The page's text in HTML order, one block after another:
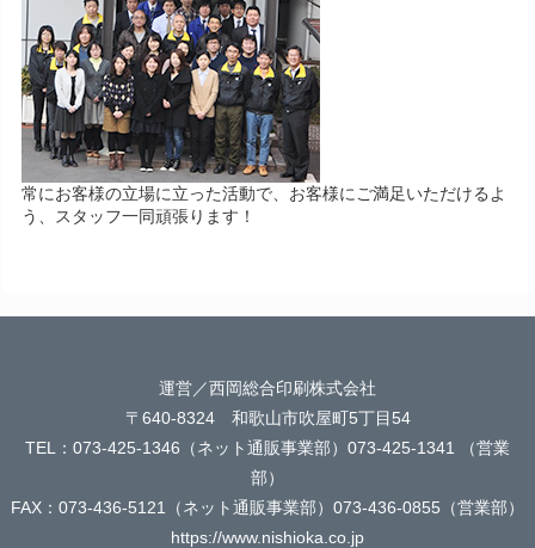
常にお客様の立場に立った活動で、お客様にご満足いただけるよ
う、スタッフ一同頑張ります！
運営／西岡総合印刷株式会社
〒640-8324 和歌山市吹屋町5丁目54
TEL：073-425-1346（ネット通販事業部）073-425-1341 （営業
部）
FAX：073-436-5121（ネット通販事業部）073-436-0855（営業部）
https://www.nishioka.co.jp